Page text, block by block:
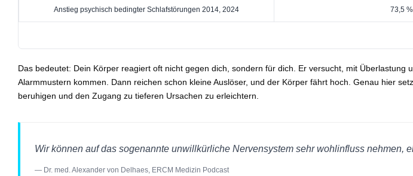
Anstieg psychisch bedingter Schlafstörungen 2014, 2024 73,5 %
Das bedeutet: Dein Körper reagiert oft nicht gegen dich, sondern für dich. Er versucht, mit
Alarmmustern kommen. Dann reichen schon kleine Auslöser, und der Körper fährt hoch. Genau hier
beruhigen und den Zugang zu tieferen Ursachen zu erleichtern.
Wir können auf das sogenannte unwillkürliche Nervensystem sehr wohlinfluss nehmen,
— Dr. med. Alexander von Delhaes, ERCM Medizin Podcast